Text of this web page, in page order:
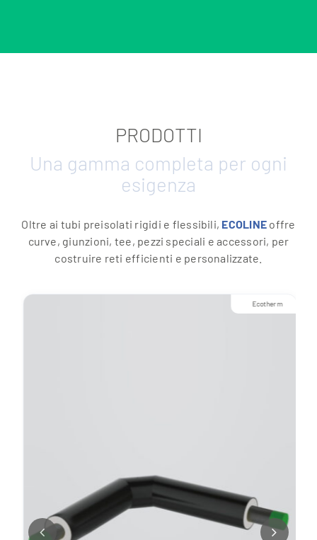
PRODOTTI
Una gamma completa per ogni
esigenza
Oltre ai tubi preisolati rigidi e flessibili, ECOLINE offre
curve, giunzioni, tee, pezzi speciali e accessori, per
costruire reti efficienti e personalizzate.
Ecotherm